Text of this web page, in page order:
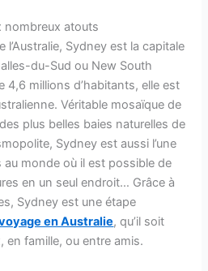
nombreux atouts
Sydney est la capitale
du-Sud ou New South
4,6 millions d’habitants, elle est
Véritable mosaïque de
plus belles baies naturelles de
Sydney est aussi l’une
monde où il est possible de
en un seul endroit… Grâce à
Sydney est une étape
en Australie, qu’il soit
en famille, ou entre amis.